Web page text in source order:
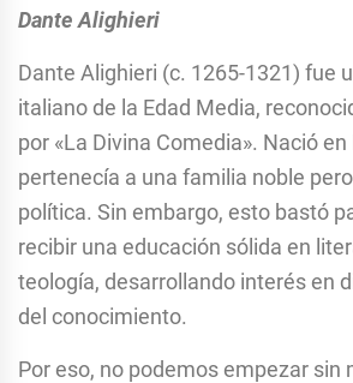
Dante Alighieri
Dante Alighieri (c. 1265-1321) fue
italiano de la Edad Media,
por «La Divina Comedia». Nació
pertenecía a una familia noble
política. Sin embargo, esto bastó
recibir una educación sólida en
teología, desarrollando interés en
del conocimiento.
Por eso, no podemos empezar sin